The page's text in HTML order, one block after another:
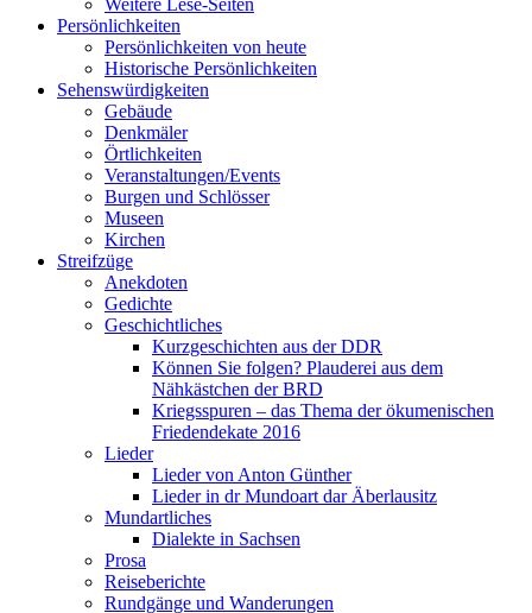
Persönlichkeiten
Persönlichkeiten von heute
Historische Persönlichkeiten
Sehenswürdigkeiten
Gebäude
Denkmäler
Örtlichkeiten
Veranstaltungen/Events
Burgen und Schlösser
Museen
Kirchen
Streifzüge
Anekdoten
Gedichte
Geschichtliches
Kurzgeschichten aus der DDR
Können Sie folgen? Plauderei aus dem
Nähkästchen der BRD
Kriegsspuren – das Thema der ökumenischen
Friedendekate 2016
Lieder
Lieder von Anton Günther
Lieder in dr Mundoart dar Äberlausitz
Mundartliches
Dialekte in Sachsen
Prosa
Reiseberichte
Rundgänge und Wanderungen